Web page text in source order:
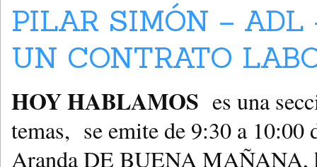
PILAR SIMÓN – ADL
UN CONTRATO
HOY HABLAMOS es una
temas, se emite de 9:30 a 10:00
Aranda DE BUENA MAÑANA,